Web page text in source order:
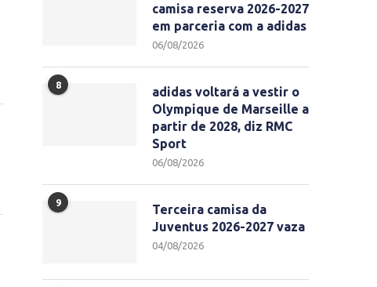
camisa reserva 2026-2027
em parceria com a adidas
06/08/2026
8
adidas voltará a vestir o
Olympique de Marseille a
partir de 2028, diz RMC
Sport
06/08/2026
9
Terceira camisa da
Juventus 2026-2027 vaza
04/08/2026